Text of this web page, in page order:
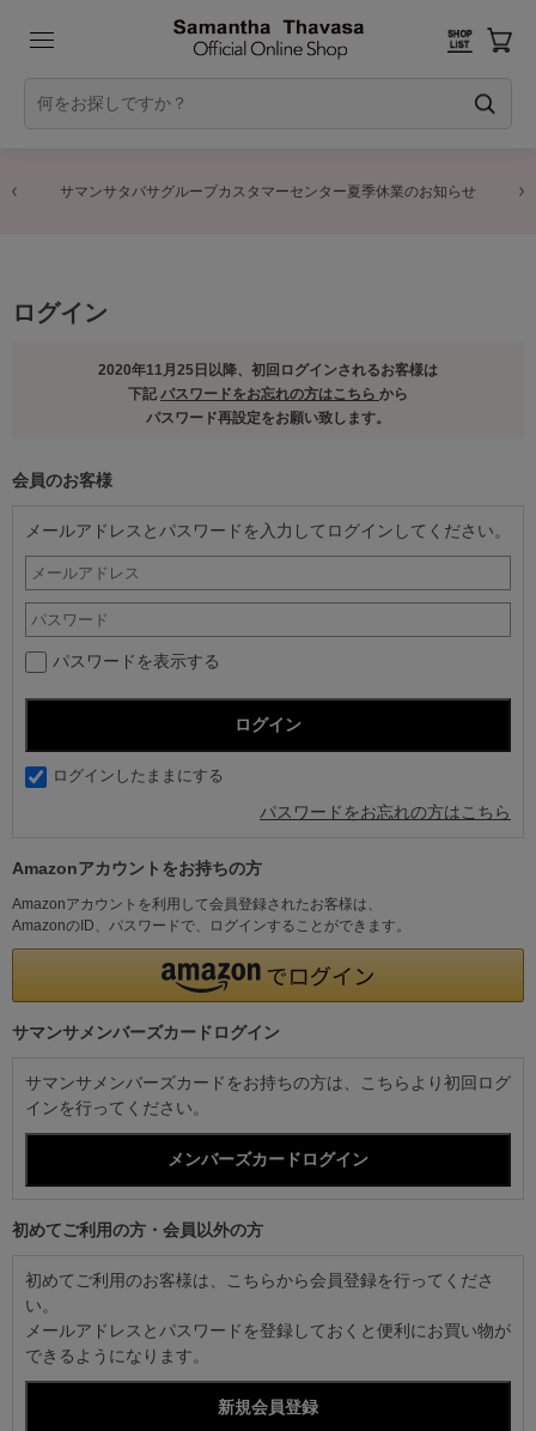
サマンサタバサグループカスタマーセンター夏季休業のお知らせ
ログイン
2020年11月25日以降、初回ログインされるお客様は
下記パスワードをお忘れの方はこちら から
パスワード再設定をお願い致します。
会員のお客様
メールアドレスとパスワードを入力してログインしてください。
パスワードを表示する
ログインしたままにする
パスワードをお忘れの方はこちら
Amazonアカウントをお持ちの方
Amazonアカウントを利用して会員登録されたお客様は、
AmazonのID、パスワードで、ログインすることができます。
サマンサメンバーズカードログイン
サマンサメンバーズカードをお持ちの方は、こちらより初回ログ
インを行ってください。
初めてご利用の方・会員以外の方
初めてご利用のお客様は、こちらから会員登録を行ってくださ
い。
メールアドレスとパスワードを登録しておくと便利にお買い物が
できるようになります。